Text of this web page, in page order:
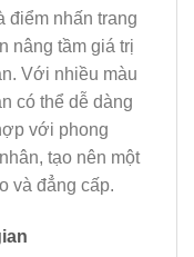
điểm nhấn trang
nâng tầm giá trị
Với nhiều màu
có thể dễ dàng
với phong
tạo nên một
và đẳng cấp.